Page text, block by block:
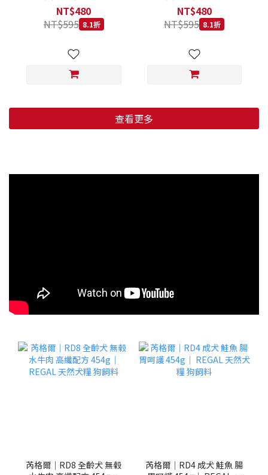
低穀鱈魚甜橙 小顆粒 800G
NT$480
NT$595 8.1折
羊肉藍莓 小顆粒 800G
NT$480
NT$595 8.1折
查看更多
芮格爾｜RD8 全齡犬 無榖
芮格爾｜RD4 成犬 鮭魚 腸